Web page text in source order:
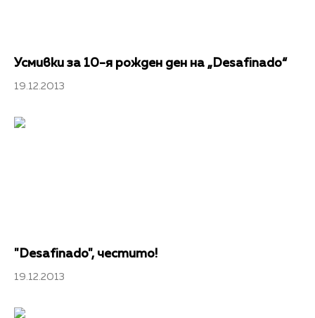
Усмивки за 10-я рожден ден на „Desafinado“
19.12.2013
"Desafinado", честито!
19.12.2013